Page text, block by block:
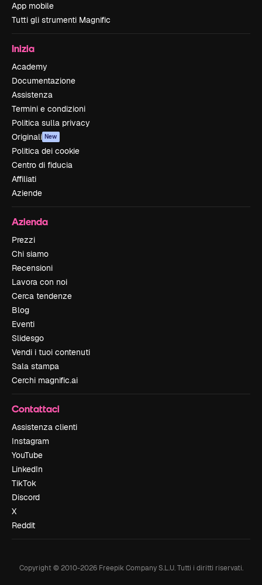
App mobile
Tutti gli strumenti Magnific
Inizia
Academy
Documentazione
Assistenza
Termini e condizioni
Politica sulla privacy
Originali New
Politica dei cookie
Centro di fiducia
Affiliati
Aziende
Azienda
Prezzi
Chi siamo
Recensioni
Lavora con noi
Cerca tendenze
Blog
Eventi
Slidesgo
Vendi i tuoi contenuti
Sala stampa
Cerchi magnific.ai
Contattaci
Assistenza clienti
Instagram
YouTube
LinkedIn
TikTok
Discord
X
Reddit
Copyright © 2010-2026Freepik Company S.L.U. Tutti i diritti riservati.